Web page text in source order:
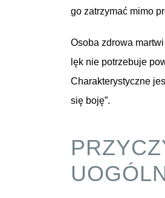
go zatrzymać mimo
Osoba zdrowa
lęk nie potrzebuje
Charakterystyczne
się boję”.